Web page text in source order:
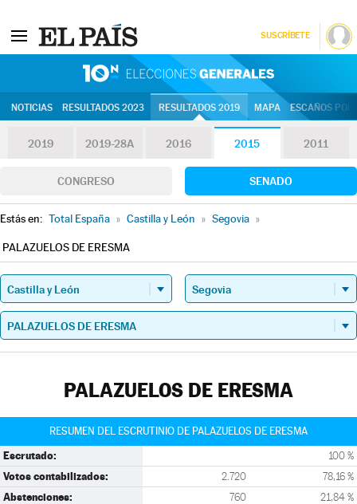
SUSCRÍBETE
NOTICIAS RESULTADOS 2023 RESULTADOS 2019 MAPA ESCAÑOS
2019 2019-28A 2016 2015 2011
CONGRESO SENADO
Estás en: Total España » Castilla y León » Segovia »
PALAZUELOS DE ERESMA
PALAZUELOS DE ERESMA
RESUMEN DEL ESCRUTINIO DE PALAZUELOS DE ERESMA
Escrutado: 100 %
Votos contabilizados: 2.720 78,16 %
Abstenciones: 760 21,84 %